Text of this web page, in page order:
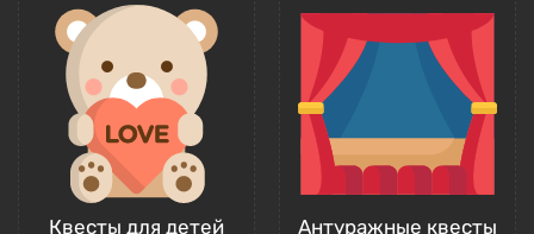
Квесты для детей Антуражные квесты